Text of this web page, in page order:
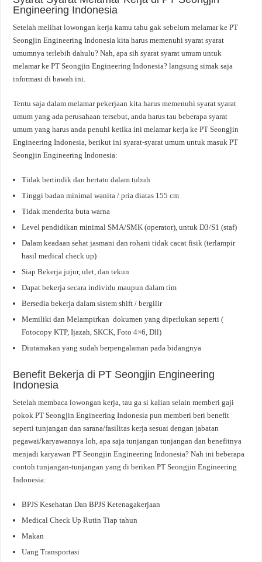
Engineering Indonesia
Setelah melihat lowongan kerja kamu tahu gak sebelum melamar ke PT
Seongjin Engineering Indonesia kita harus memenuhi syarat syarat
umumnya terlebih dahulu? Nah, apa sih syarat syarat umum untuk
melamar ke PT Seongjin Engineering Indonesia? langsung simak saja
informasi di bawah ini.
Tentu saja dalam melamar pekerjaan kita harus memenuhi syarat syarat
umum yang ada perusahaan tersebut, anda harus tau beberapa syarat
umum yang harus anda penuhi ketika ini melamar kerja ke PT Seongjin
Engineering Indonesia, berikut ini syarat-syarat umum untuk masuk PT
Seongjin Engineering Indonesia:
Tidak bertindik dan bertato dalam tubuh
Tinggi badan minimal wanita / pria diatas 155 cm
Tidak menderita buta warna
Level pendidikan minimal SMA/SMK (operator), untuk D3/S1 (staf)
Dalam keadaan sehat jasmani dan rohani tidak cacat fisik (terlampir
hasil medical check up)
Siap Bekerja jujur, ulet, dan tekun
Dapat bekerja secara individu maupun dalam tim
Bersedia bekerja dalam sistem shift / bergilir
Memiliki dan Melampirkan dokumen yang diperlukan seperti (
Fotocopy KTP, Ijazah, SKCK, Foto 4×6, Dll)
Diutamakan yang sudah berpengalaman pada bidangnya
Benefit Bekerja di PT Seongjin Engineering
Indonesia
Setelah membaca lowongan kerja, tau ga si kalian selain memberi gaji
pokok PT Seongjin Engineering Indonesia pun memberi beri benefit
seperti tunjangan dan sarana/fasilitas kerja sesuai dengan jabatan
pegawai/karyawannya loh, apa saja tunjangan tunjangan dan benefitnya
menjadi karyawan PT Seongjin Engineering Indonesia? Nah ini beberapa
contoh tunjangan-tunjangan yang di berikan PT Seongjin Engineering
Indonesia:
BPJS Kesehatan Dan BPJS Ketenagakerjaan
Medical Check Up Rutin Tiap tahun
Makan
Uang Transportasi